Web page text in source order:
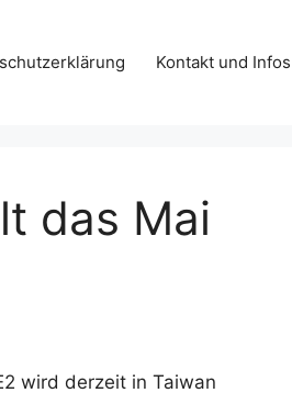
Kontakt und Infos
das Mai
wird derzeit in Taiwan